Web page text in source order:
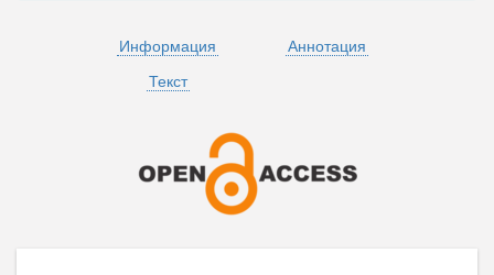
Информация
Аннотация
Текст